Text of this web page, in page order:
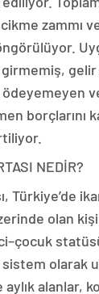
zammı
borçlarını
NEDİR?
Türkiye’de
olan
olarak
alanlar,